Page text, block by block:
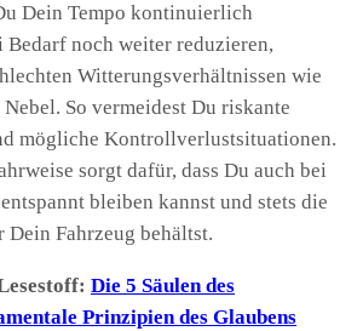
Dein Tempo kontinuierlich
Bedarf noch weiter reduzieren,
Witterungsverhältnissen wie
Nebel. So vermeidest Du riskante
mögliche Kontrollverlustsituationen.
sorgt dafür, dass Du auch bei
bleiben kannst und stets die
Fahrzeug behältst.
Die 5 Säulen des
Prinzipien des Glaubens